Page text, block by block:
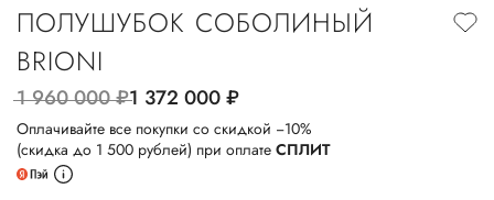
ПОЛУШУБОК СОБОЛИНЫЙ
BRIONI
1 960 000руб.1 372 000руб.
Оплачивайте все покупки со скидкой −10%
(скидка до 1 500 рублей) при оплате СПЛИТ